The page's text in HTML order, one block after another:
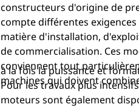
constructeurs d'origine de
compte différentes exigences
matière d'installation,
de commercialisation. Ces
conviennent tout
machines qui doivent
à la fois la puissance et
Pour les travaux plus
moteurs sont également